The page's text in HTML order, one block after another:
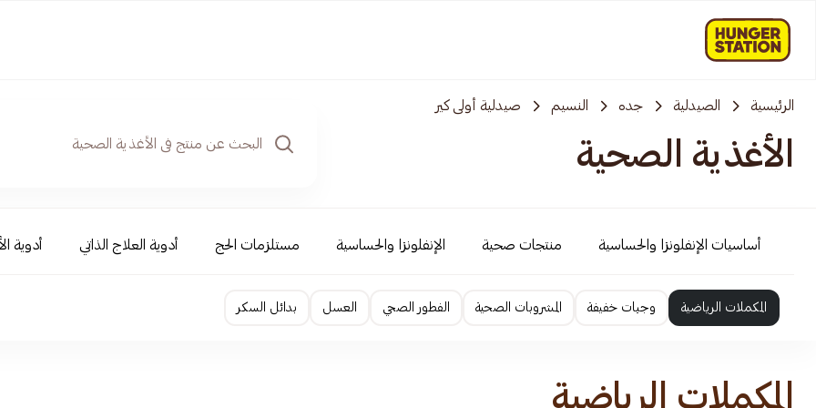
الرئيسية الصيدلية جده النسيم صيدلية أولى كير
الأغذية الصحية
أساسيات الإنفلونزا والحساسية منتجات صحية الإنفلونزا والحساسية مستلزمات الحج أدوية العلاج الذاتي أدوية
المكملات الرياضية وجبات خفيفة المشروبات الصحية الفطور الصحي العسل بدائل السكر
المكملات الرياضية